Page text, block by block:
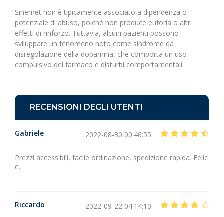
Sinemet non è tipicamente associato a dipendenza o
potenziale di abuso, poiché non produce euforia o altri
effetti di rinforzo. Tuttavia, alcuni pazienti possono
sviluppare un fenomeno noto come sindrome da
disregolazione della dopamina, che comporta un uso
compulsivo del farmaco e disturbi comportamentali.
RECENSIONI DEGLI UTENTI
Gabriele 2022-08-30 00:46:55
Prezzi accessibili, facile ordinazione, spedizione rapida. Felic
e.
Riccardo 2022-09-22 04:14:10